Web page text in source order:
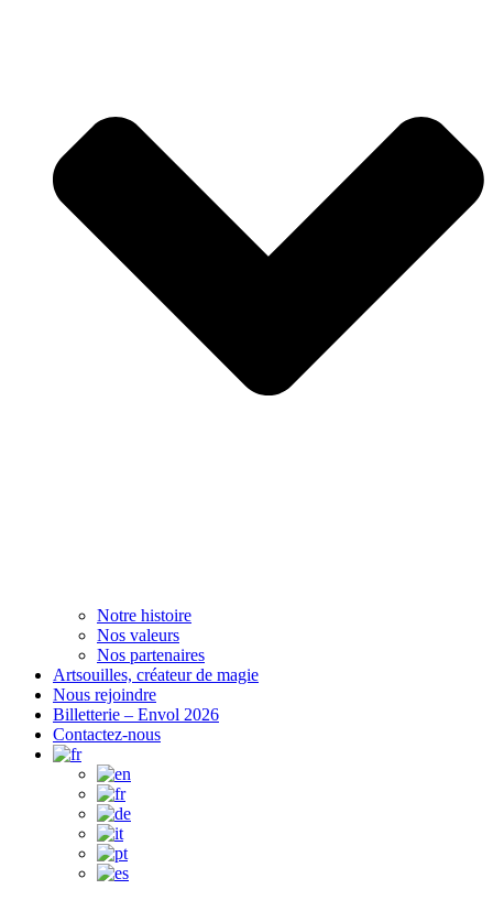
Notre histoire
Nos valeurs
Nos partenaires
Artsouilles, créateur de magie
Nous rejoindre
Billetterie – Envol 2026
Contactez-nous